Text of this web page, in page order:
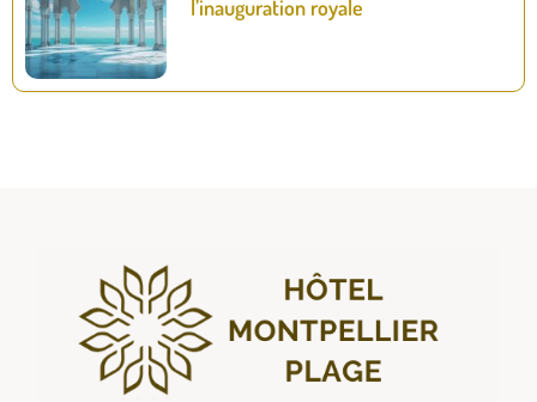
l’inauguration royale